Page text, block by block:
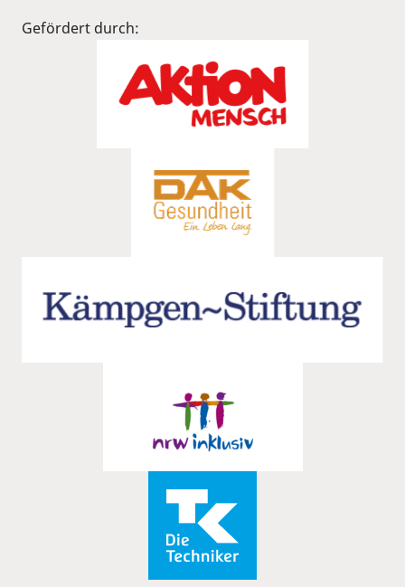
Gefördert durch: